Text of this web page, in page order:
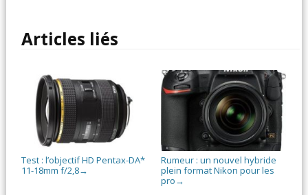
Articles liés
Test : l’objectif HD Pentax-DA*
11-18mm f/2,8→
Rumeur : un nouvel hybride
plein format Nikon pour les
pro →